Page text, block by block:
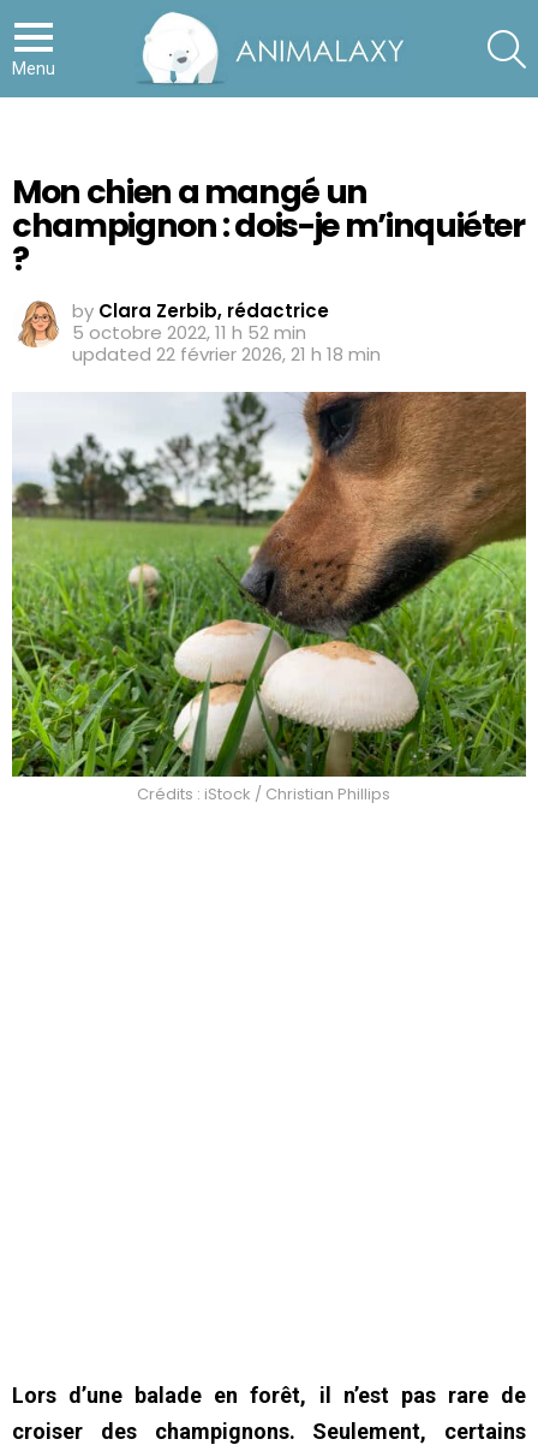
Menu
Mon chien a mangé un
champignon : dois-je m’inquiéter
?
by Clara Zerbib, rédactrice
5 octobre 2022, 11 h 52 min
updated 22 février 2026, 21 h 18 min
Crédits : iStock / Christian Phillips
Lors d’une balade en forêt, il n’est pas rare de
croiser des champignons. Seulement, certains